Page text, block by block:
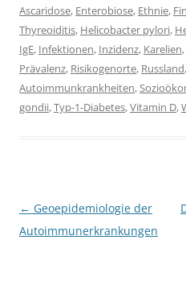
Ascaridose, Enterobiose, Ethnie,
Thyreoiditis, Helicobacter pylori,
IgE, Infektionen, Inzidenz, Karelien,
Prävalenz, Risikogenorte, Russland,
Autoimmunkrankheiten,
gondii,Typ-1-Diabetes,Vitamin D,
Beitragsnavigation
← Geoepidemiologie der
Autoimmunerkrankungen